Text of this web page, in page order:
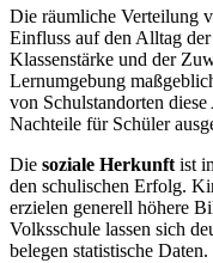
Die räumliche Verteilung
Einfluss auf den Alltag
Klassenstärke und der
Lernumgebung
von Schulstandorten
Nachteile für Schüler
Die soziale Herkunft ist
den schulischen Erfolg.
erzielen generell höhere
Volksschule lassen sich
belegen statistische Daten.